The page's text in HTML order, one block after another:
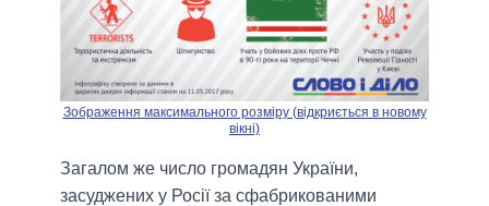
Зображення максимального розміру (відкриється в новому
вікні)
Загалом же число громадян України,
засуджених у Росії за сфабрикованими